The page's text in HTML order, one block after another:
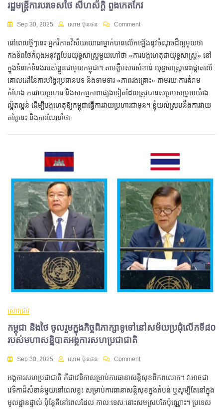
រដ្ឋមន្ត្រីការបរទេសថៃ សីហស័ក្ដិ ពួងកេតកែវ
Sep 30, 2025 សោម ប៊ុនថន Comment
នៅពេលថ្មីៗនេះ អ្នកវិភាគវិស័យយោធាម្នាក់បានលើកឡើងនូវចំណុចដ៏ល្អមួយថា
កងទ័ពថៃកំពុងអនុវត្តបែបយុទ្ធសាស្ត្រមួយហៅថា «ការបង្កហេតុជាយុទ្ធសាស្ត្រ» នៅ
ក្នុងទំនាក់ទំនងរបស់ខ្លួនជាមួយកម្ពុជា។ តាមខ្លឹមសារសំខាន់ យុទ្ធសាស្ត្រនេះផ្តោតលើ
គោលដៅនៃការបង្វែរប្រធានបទ និងទាមទារ «ភាពរងគ្រោះ» តាមរយៈការគំរាម
កំហែង ការវាយប្រហារ និងសកម្មភាពផ្សេងទៀតដែលត្រូវបានសម្របសម្រួលយ៉ាង
ល្អិតល្អន់ ដើម្បីបង្កហេតុឱ្យកម្ពុជាធ្វើការវាយប្រហារជាមុន។ ខ្ញុំយល់ស្របនឹងការវាយ
តម្លៃនេះ និងការណែនាំថា
ស្រាវជ្រាវ
កម្ពុជា និងថៃ ចូលរួមក្នុងកិច្ចពិភាក្សាទូទៅនៅសម័យប្រជុំលើកទី៨០
របស់មហាសន្និបាតអង្គការសហប្រជាជាតិ
Sep 30, 2025 សោម ប៊ុនថន Comment
អង្គការសហប្រជាជាតិ គឺជាវេទិកាសម្រាប់ការធានាសន្តិសុខពិភពលោក។ វាអាចជា
វេទិកាដ៏សំខាន់មួយនៅពេលខ្លះ សម្រាប់ការធានាសន្តិសុខក្នុងតំបន់ ឬសូម្បីតែនៅក្នុង
មូលដ្ឋានផ្ទាល់ ប៉ុន្តែគឺនៅពេលដែល កាលៈទេសៈនោះសមស្របតែប៉ុណ្ណោះ។ ប្រទេស